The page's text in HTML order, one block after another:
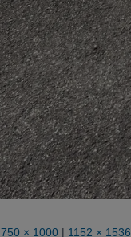
750 × 1000 | 1152 × 1536